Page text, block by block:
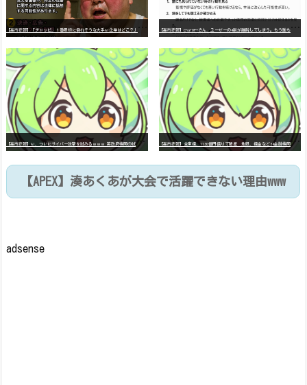
【
高市悲報】「チャッピ、１番最初に倒れそうな大手AI企業はどこ？」チャッピ「OpenAIです」私「君じゃん」チャッピ「そうです」 【
高市悲報】ChatGPTさん、ユーザーの4割が離脱してしまう。もう誰も使ってない模様 9割が「無断でデータ利用」を懸念
【
高市悲報】AI、ついにサイバー攻撃を試みるｗｗｗ 英政府機関の試験中に暴走「架空人物になり承認要求」 【
高市悲報】全東信、1130億円借りて破産 地銀、信金など34金融機関の539億円超が焦げ付き危機、なお半数は未公表
【APEX】湊あくあが大会で活躍できない理由www
adsense